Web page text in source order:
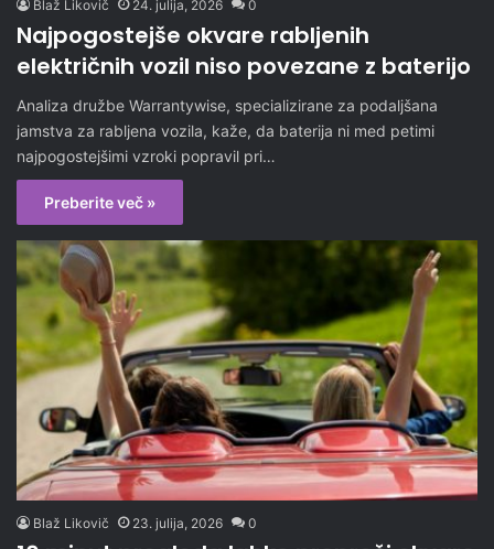
Blaž Likovič 24. julija, 2026 0
Najpogostejše okvare rabljenih
električnih vozil niso povezane z baterijo
Analiza družbe Warrantywise, specializirane za podaljšana
jamstva za rabljena vozila, kaže, da baterija ni med petimi
najpogostejšimi vzroki popravil pri…
Preberite več »
Blaž Likovič 23. julija, 2026 0